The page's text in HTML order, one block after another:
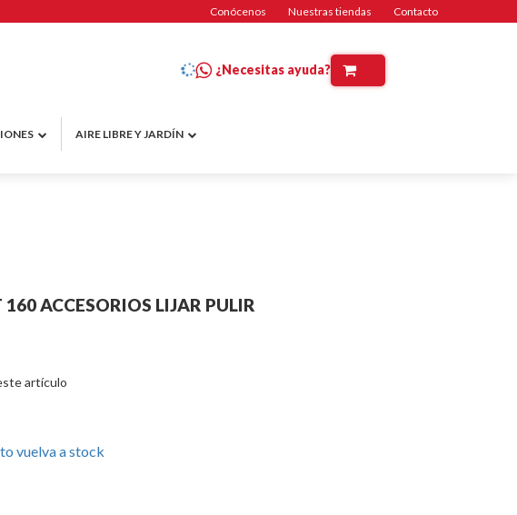
Conócenos Nuestras tiendas Contacto
¿Necesitas ayuda?
AIRE LIBRE Y JARDÍN
ACCESORIOS LIJAR PULIR
artículo
vuelva a stock